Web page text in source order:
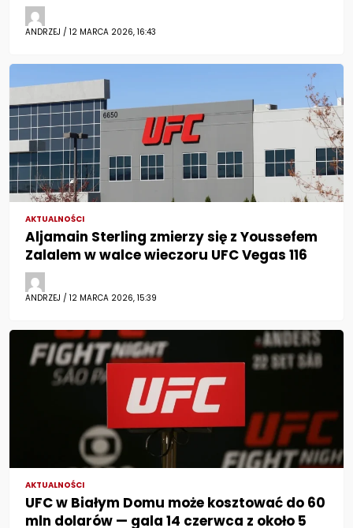
ANDRZEJ / 12 MARCA 2026, 16:43
AKTUALNOŚCI
Aljamain Sterling zmierzy się z Youssefem
Zalalem w walce wieczoru UFC Vegas 116
ANDRZEJ / 12 MARCA 2026, 15:39
AKTUALNOŚCI
UFC w Białym Domu może kosztować do 60
mln dolarów — gala 14 czerwca z około 5